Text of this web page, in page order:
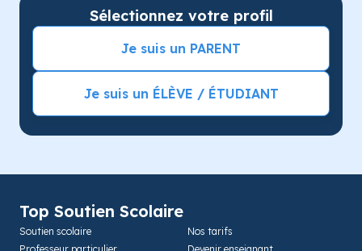
Sélectionnez votre profil
Je suis un PARENT
Je suis un ÉLÈVE / ÉTUDIANT
Top Soutien Scolaire
Soutien scolaire
Nos tarifs